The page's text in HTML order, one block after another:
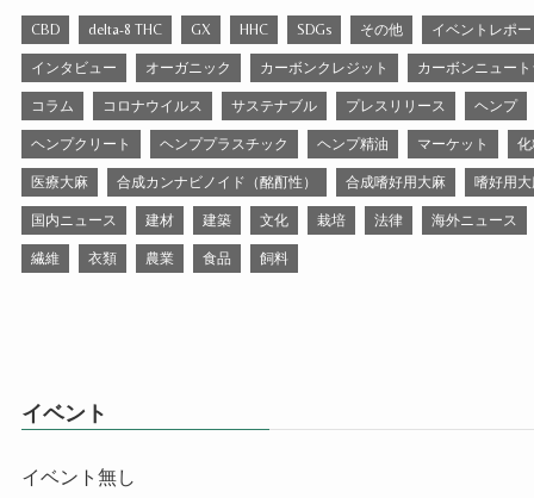
CBD delta-8 THC GX HHC SDGs その他 イベントレポ
インタビュー オーガニック カーボンクレジット カーボンニュー
コラム コロナウイルス サステナブル プレスリリース ヘンプ
ヘンプクリート ヘンププラスチック ヘンプ精油 マーケット
医療大麻 合成カンナビノイド（酩酊性） 合成嗜好用大麻 嗜好用
国内ニュース 建材 建築 文化 栽培 法律 海外ニュース
繊維 衣類 農業 食品 飼料
イベント
イベント無し